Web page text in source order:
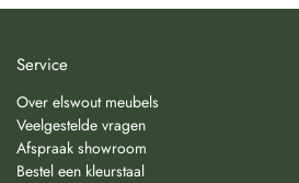
Service
Over elswout meubels
Veelgestelde vragen
Afspraak showroom
Bestel een kleurstaal